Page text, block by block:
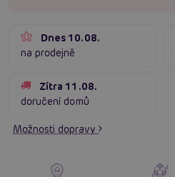
Dnes 10.08.
na prodejně
Zítra 11.08.
doručení domů
Možnosti dopravy